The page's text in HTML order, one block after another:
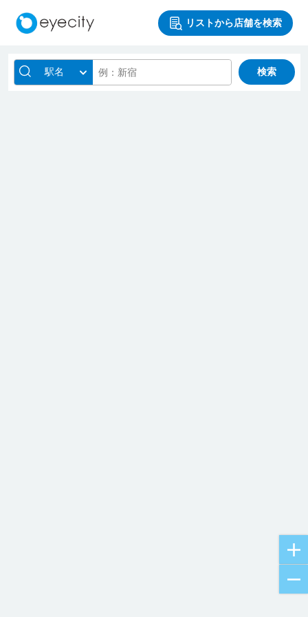
リストから店舗を検索
駅名 検索